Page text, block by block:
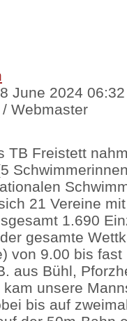
June 2024 06:32
Webmaster
TB Freistett
21 Vereine
1.690
gesamte
von 9.00 bis fast
aus Bühl,
unsere
bis auf